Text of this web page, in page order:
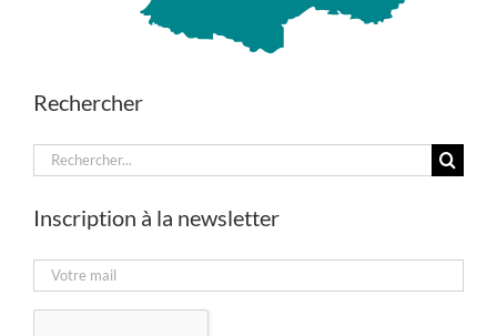
Rechercher
Rechercher:
Inscription à la newsletter